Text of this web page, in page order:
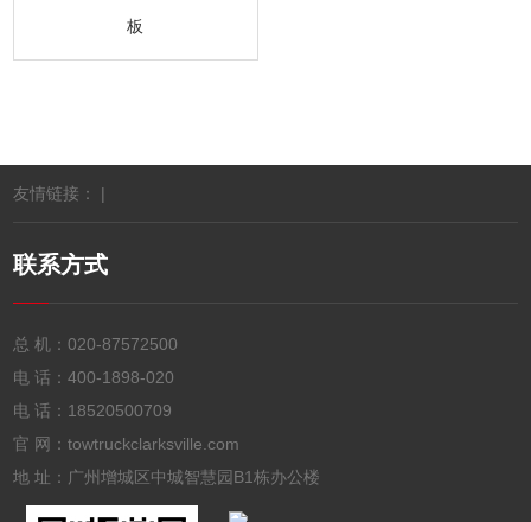
板
友情链接： |
联系方式
总 机：020-87572500
电 话：400-1898-020
电 话： 18520500709
官 网：towtruckclarksville.com
地 址：广州增城区中城智慧园B1栋办公楼